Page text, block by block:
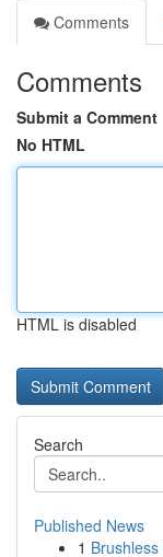
Comments
Comments
Submit a Comment
No HTML
HTML is disabled
Search
Published News
1